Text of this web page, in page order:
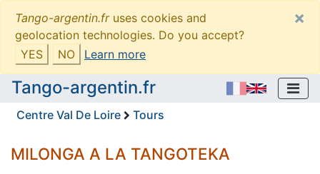
Tango-argentin.fruses cookies and
geolocation technologies. Do you accept?
YES
NO Learn more
×
Tango-argentin.fr
Centre Val De Loire Tours
MILONGA A LA TANGOTEKA